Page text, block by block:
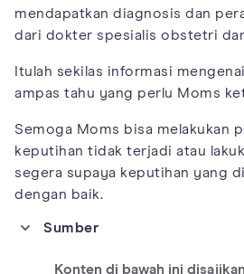
mendapatkan diagnosis dan
dari dokter spesialis obstetri
Itulah sekilas informasi
ampas tahu yang perlu Moms
Semoga Moms bisa melakukan
keputihan tidak terjadi atau
segera supaya keputihan yang
dengan baik.
Sumber
Konten di bawah ini